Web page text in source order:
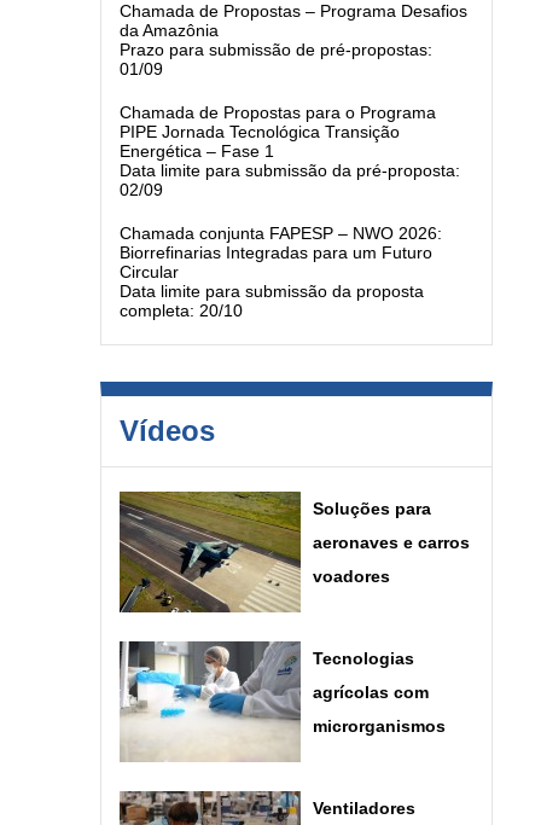
Chamada de Propostas – Programa Desafios
da Amazônia
Prazo para submissão de pré-propostas:
01/09
Chamada de Propostas para o Programa
PIPE Jornada Tecnológica Transição
Energética – Fase 1
Data limite para submissão da pré-proposta:
02/09
Chamada conjunta FAPESP – NWO 2026:
Biorrefinarias Integradas para um Futuro
Circular
Data limite para submissão da proposta
completa: 20/10
Vídeos
Soluções para
aeronaves e carros
voadores
Tecnologias
agrícolas com
microrganismos
Ventiladores